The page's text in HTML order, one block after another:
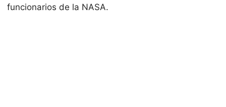
funcionarios de la NASA.